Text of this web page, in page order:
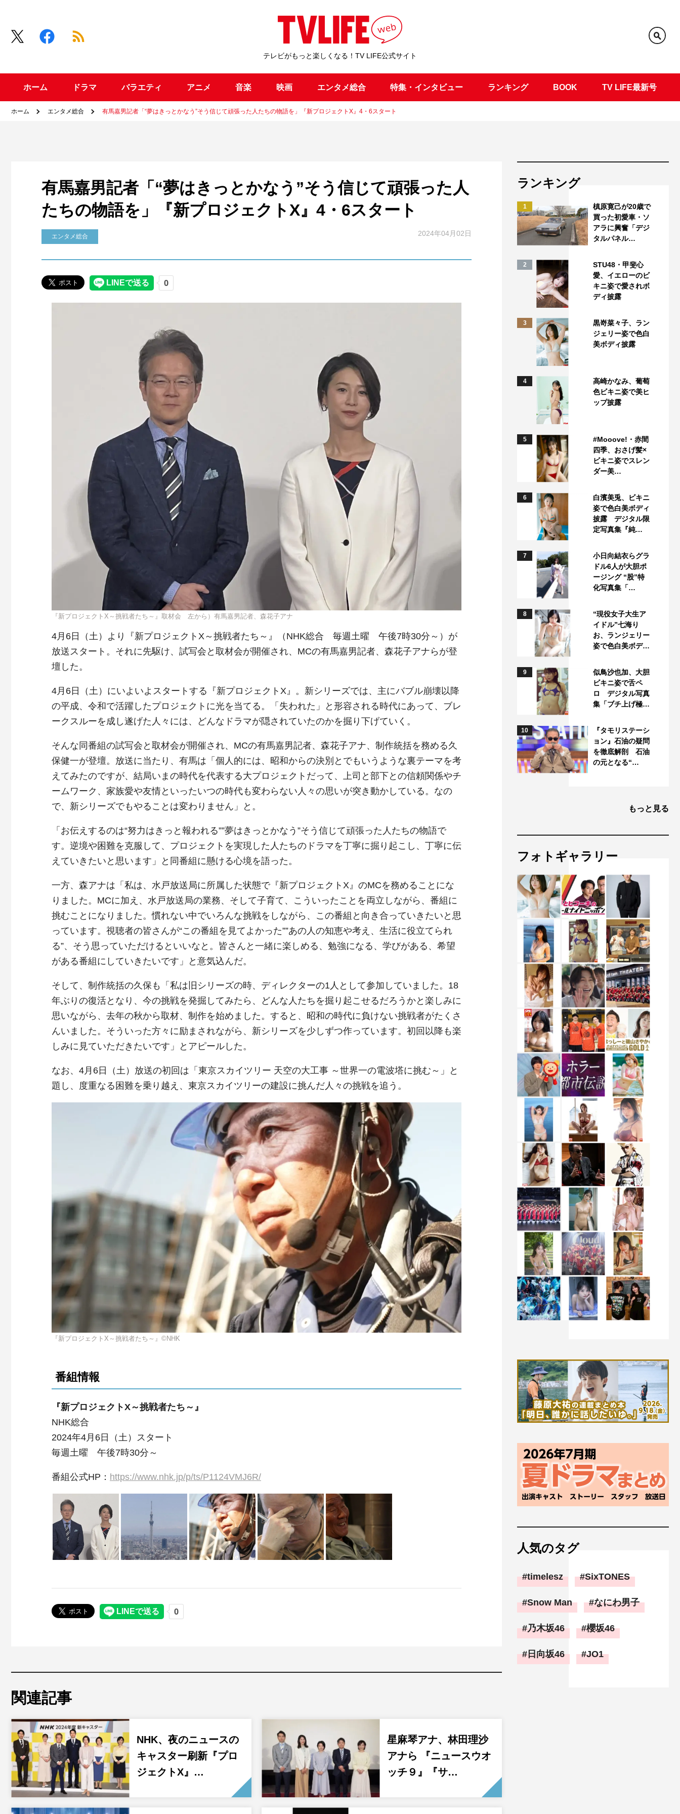
テレビがもっと楽しくなる！TV LIFE公式サイト
ホーム ドラマ バラエティ アニメ 音楽 映画 エンタメ総合 特集・インタビュー ランキング BOOK TV LIFE最新号
ホーム エンタメ総合 有馬嘉男記者「“夢はきっとかなう”そう信じて頑張った人たちの物語を」『新プロジェクトX』4・6スタート
有馬嘉男記者「“夢はきっとかなう”そう信じて頑張った人
たちの物語を」『新プロジェクトX』4・6スタート
エンタメ総合 2024年04月02日
『新プロジェクトX～挑戦者たち～』取材会 左から）有馬嘉男記者、森花子アナ
4月6日（土）より『新プロジェクトX～挑戦者たち～』（NHK総合 毎週土曜 午後7時30分～）が
放送スタート。それに先駆け、試写会と取材会が開催され、MCの有馬嘉男記者、森花子アナらが登
壇した。
4月6日（土）にいよいよスタートする『新プロジェクトX』。新シリーズでは、主にバブル崩壊以降
の平成、令和で活躍したプロジェクトに光を当てる。「失われた」と形容される時代にあって、ブレ
ークスルーを成し遂げた人々には、どんなドラマが隠されていたのかを掘り下げていく。
そんな同番組の試写会と取材会が開催され、MCの有馬嘉男記者、森花子アナ、制作統括を務める久
保健一が登壇。放送に当たり、有馬は「個人的には、昭和からの決別とでもいうような裏テーマを考
えてみたのですが、結局いまの時代を代表する大プロジェクトだって、上司と部下との信頼関係やチ
ームワーク、家族愛や友情といったいつの時代も変わらない人々の思いが突き動かしている。なの
で、新シリーズでもやることは変わりません」と。
「お伝えするのは“努力はきっと報われる””夢はきっとかなう”そう信じて頑張った人たちの物語で
す。逆境や困難を克服して、プロジェクトを実現した人たちのドラマを丁寧に掘り起こし、丁寧に伝
えていきたいと思います」と同番組に懸ける心境を語った。
一方、森アナは「私は、水戸放送局に所属した状態で『新プロジェクトX』のMCを務めることにな
りました。MCに加え、水戸放送局の業務、そして子育て、こういったことを両立しながら、番組に
挑むことになりました。慣れない中でいろんな挑戦をしながら、この番組と向き合っていきたいと思
っています。視聴者の皆さんが“この番組を見てよかった””あの人の知恵や考え、生活に役立てられ
る”、そう思っていただけるといいなと。皆さんと一緒に楽しめる、勉強になる、学びがある、希望
がある番組にしていきたいです」と意気込んだ。
そして、制作統括の久保も「私は旧シリーズの時、ディレクターの1人として参加していました。18
年ぶりの復活となり、今の挑戦を発掘してみたら、どんな人たちを掘り起こせるだろうかと楽しみに
思いながら、去年の秋から取材、制作を始めました。すると、昭和の時代に負けない挑戦者がたくさ
んいました。そういった方々に励まされながら、新シリーズを少しずつ作っています。初回以降も楽
しみに見ていただきたいです」とアピールした。
なお、4月6日（土）放送の初回は「東京スカイツリー 天空の大工事 ～世界一の電波塔に挑む～」と
題し、度重なる困難を乗り越え、東京スカイツリーの建設に挑んだ人々の挑戦を追う。
『新プロジェクトX～挑戦者たち～』©NHK
番組情報
『新プロジェクトX～挑戦者たち～』
NHK総合
2024年4月6日（土）スタート
毎週土曜 午後7時30分～
番組公式HP： https://www.nhk.jp/p/ts/P1124VMJ6R/
関連記事
NHK、夜のニュースの
キャスター刷新『プロ
ジェクトX』…
星麻琴アナ、林田理沙
アナら 『ニュースウオ
ッチ９』『サ…
ランキング
1
槙原寛己が20歳で
買った初愛車・ソ
アラに興奮「デジ
タルパネル…
2
STU48・甲斐心
愛、イエローのビ
キニ姿で愛されボ
ディ披露
3
黒嵜菜々子、ラン
ジェリー姿で色白
美ボディ披露
4
高崎かなみ、葡萄
色ビキニ姿で美ヒ
ップ披露
5
#Mooove!・赤間
四季、おさげ髪×
ビキニ姿でスレン
ダー美…
6
白濱美兎、ビキニ
姿で色白美ボディ
披露 デジタル限
定写真集『純…
7
小日向結衣らグラ
ドル6人が大胆ポ
ージング “股”特
化写真集「…
8
“現役女子大生ア
イドル”七海り
お、ランジェリー
姿で色白美ボデ…
9
似鳥沙也加、大胆
ビキニ姿で舌ペ
ロ デジタル写真
集「ブチ上げ極…
10
『タモリステーシ
ョン』石油の疑問
を徹底解剖 石油
の元となる“…
もっと見る
フォトギャラリー
人気のタグ
timelesz SixTONES
Snow Man なにわ男子
乃木坂46 櫻坂46
日向坂46 JO1